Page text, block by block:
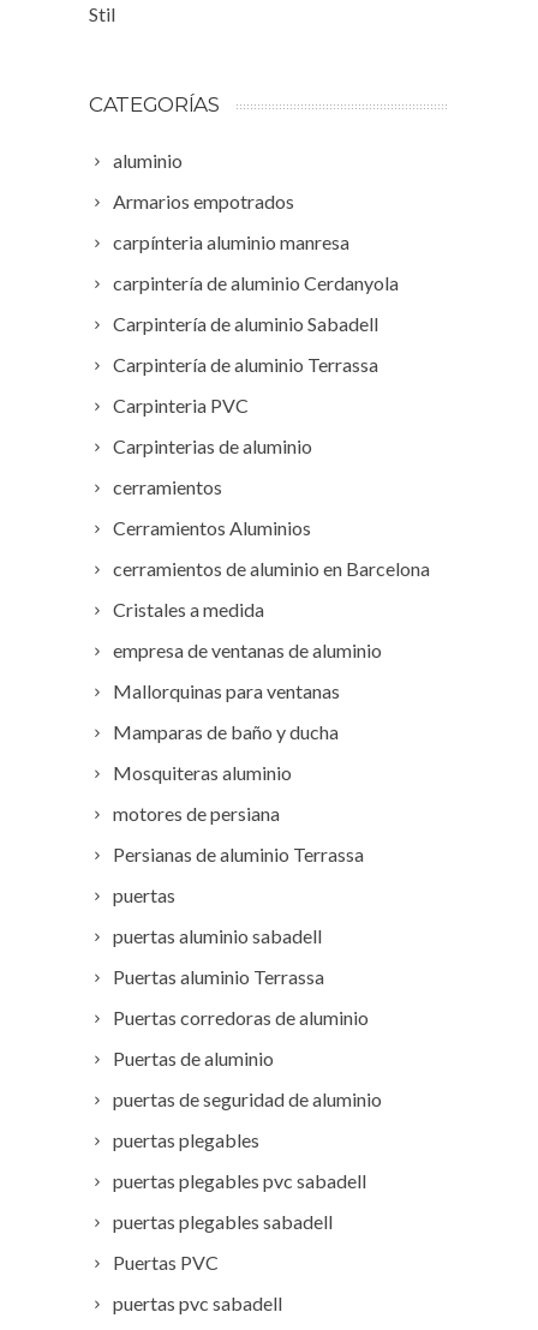
Stil
CATEGORÍAS
aluminio
Armarios empotrados
carpínteria aluminio manresa
carpintería de aluminio Cerdanyola
Carpintería de aluminio Sabadell
Carpintería de aluminio Terrassa
Carpinteria PVC
Carpinterias de aluminio
cerramientos
Cerramientos Aluminios
cerramientos de aluminio en Barcelona
Cristales a medida
empresa de ventanas de aluminio
Mallorquinas para ventanas
Mamparas de baño y ducha
Mosquiteras aluminio
motores de persiana
Persianas de aluminio Terrassa
puertas
puertas aluminio sabadell
Puertas aluminio Terrassa
Puertas corredoras de aluminio
Puertas de aluminio
puertas de seguridad de aluminio
puertas plegables
puertas plegables pvc sabadell
puertas plegables sabadell
Puertas PVC
puertas pvc sabadell